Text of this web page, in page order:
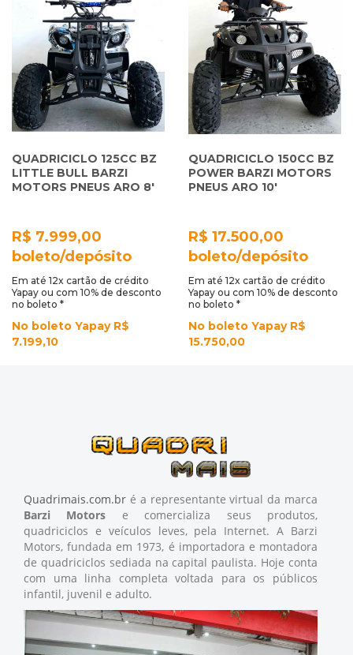
QUADRICICLO 125CC BZ
LITTLE BULL BARZI
MOTORS PNEUS ARO 8'
R$ 7.999,00
boleto/depósito
Em até 12x cartão de crédito
Yapay ou com 10% de desconto
no boleto *
No boleto Yapay R$
7.199,10
QUADRICICLO 150CC BZ
POWER BARZI MOTORS
PNEUS ARO 10'
R$ 17.500,00
boleto/depósito
Em até 12x cartão de crédito
Yapay ou com 10% de desconto
no boleto *
No boleto Yapay R$
15.750,00
Quadrimais.com.br é a representante virtual da marca
Barzi Motors e comercializa seus produtos,
quadriciclos e veículos leves, pela Internet. A Barzi
Motors, fundada em 1973, é importadora e montadora
de quadriciclos sediada na capital paulista. Hoje conta
com uma linha completa voltada para os públicos
infantil, juvenil e adulto.